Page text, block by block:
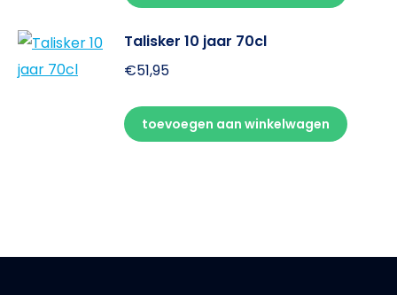
Talisker 10 jaar 70cl
€51,95
toevoegen aan winkelwagen